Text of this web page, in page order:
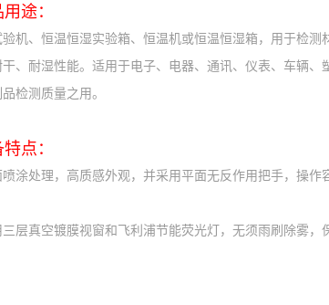
途：
机、恒温恒湿实验箱、恒温机或恒温恒湿箱，用于检测
、耐湿性能。适用于电子、电器、通讯、仪表、车辆、
检测质量之用。
点：
涂处理，高质感外观，并采用平面无反作用把手，操作
层真空镀膜视窗和飞利浦节能荧光灯，无须雨刷除雾，